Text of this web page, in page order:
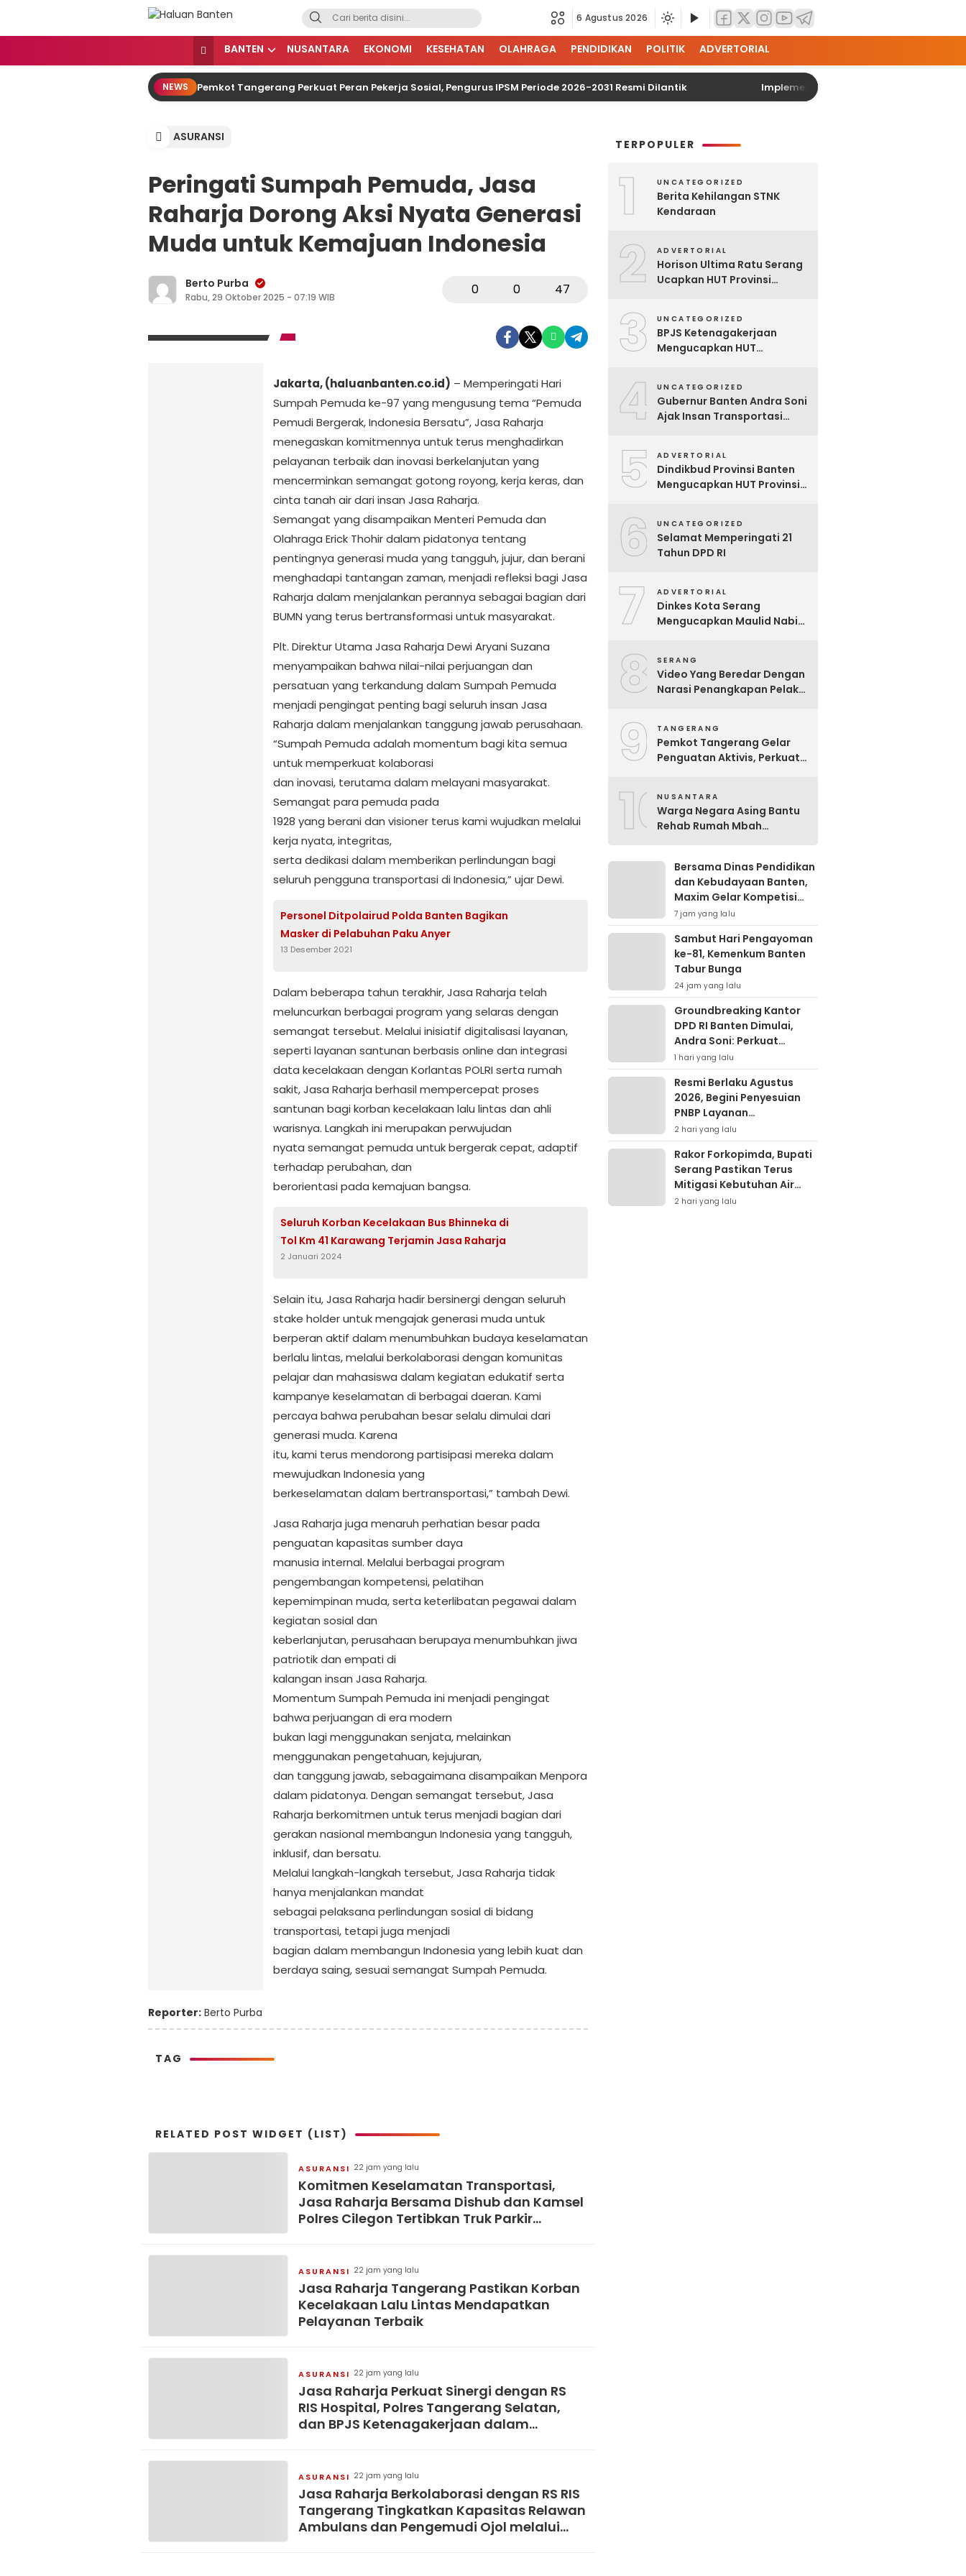
konten
Haluan Banten
Aspirasi Warga Banten
6 Agustus 2026
BANTEN NUSANTARA EKONOMI KESEHATAN OLAHRAGA PENDIDIKAN POLITIK ADVERTORIAL
NEWS Pemkot Tangerang Perkuat Peran Pekerja Sosial, Pengurus IPSM Periode 2026-2031 Resmi Dilantik Implementasi Pendidikan Karakter di
ASURANSI
Peringati Sumpah Pemuda, Jasa
Raharja Dorong Aksi Nyata Generasi
Muda untuk Kemajuan Indonesia
Berto Purba
Rabu, 29 Oktober 2025 - 07:19 WIB 0 0 47
Jakarta, (haluanbanten.co.id) – Memperingati Hari
Sumpah Pemuda ke-97 yang mengusung tema “Pemuda
Pemudi Bergerak, Indonesia Bersatu”, Jasa Raharja
menegaskan komitmennya untuk terus menghadirkan
pelayanan terbaik dan inovasi berkelanjutan yang
mencerminkan semangat gotong royong, kerja keras, dan
cinta tanah air dari insan Jasa Raharja.
Semangat yang disampaikan Menteri Pemuda dan
Olahraga Erick Thohir dalam pidatonya tentang
pentingnya generasi muda yang tangguh, jujur, dan berani
menghadapi tantangan zaman, menjadi refleksi bagi Jasa
Raharja dalam menjalankan perannya sebagai bagian dari
BUMN yang terus bertransformasi untuk masyarakat.
Plt. Direktur Utama Jasa Raharja Dewi Aryani Suzana
menyampaikan bahwa nilai-nilai perjuangan dan
persatuan yang terkandung dalam Sumpah Pemuda
menjadi pengingat penting bagi seluruh insan Jasa
Raharja dalam menjalankan tanggung jawab perusahaan.
“Sumpah Pemuda adalah momentum bagi kita semua
untuk memperkuat kolaborasi
dan inovasi, terutama dalam melayani masyarakat.
Semangat para pemuda pada
1928 yang berani dan visioner terus kami wujudkan melalui
kerja nyata, integritas,
serta dedikasi dalam memberikan perlindungan bagi
seluruh pengguna transportasi di Indonesia,” ujar Dewi.
Personel Ditpolairud Polda Banten Bagikan
Masker di Pelabuhan Paku Anyer
13 Desember 2021
Dalam beberapa tahun terakhir, Jasa Raharja telah
meluncurkan berbagai program yang selaras dengan
semangat tersebut. Melalui inisiatif digitalisasi layanan,
seperti layanan santunan berbasis online dan integrasi
data kecelakaan dengan Korlantas POLRI serta rumah
sakit, Jasa Raharja berhasil mempercepat proses
santunan bagi korban kecelakaan lalu lintas dan ahli
warisnya. Langkah ini merupakan perwujudan
nyata semangat pemuda untuk bergerak cepat, adaptif
terhadap perubahan, dan
berorientasi pada kemajuan bangsa.
Seluruh Korban Kecelakaan Bus Bhinneka di
Tol Km 41 Karawang Terjamin Jasa Raharja
2 Januari 2024
Selain itu, Jasa Raharja hadir bersinergi dengan seluruh
stake holder untuk mengajak generasi muda untuk
berperan aktif dalam menumbuhkan budaya keselamatan
berlalu lintas, melalui berkolaborasi dengan komunitas
pelajar dan mahasiswa dalam kegiatan edukatif serta
kampanye keselamatan di berbagai daeran. Kami
percaya bahwa perubahan besar selalu dimulai dari
generasi muda. Karena
itu, kami terus mendorong partisipasi mereka dalam
mewujudkan Indonesia yang
berkeselamatan dalam bertransportasi,” tambah Dewi.
Jasa Raharja juga menaruh perhatian besar pada
penguatan kapasitas sumber daya
manusia internal. Melalui berbagai program
pengembangan kompetensi, pelatihan
kepemimpinan muda, serta keterlibatan pegawai dalam
kegiatan sosial dan
keberlanjutan, perusahaan berupaya menumbuhkan jiwa
patriotik dan empati di
kalangan insan Jasa Raharja.
Momentum Sumpah Pemuda ini menjadi pengingat
bahwa perjuangan di era modern
bukan lagi menggunakan senjata, melainkan
menggunakan pengetahuan, kejujuran,
dan tanggung jawab, sebagaimana disampaikan Menpora
dalam pidatonya. Dengan semangat tersebut, Jasa
Raharja berkomitmen untuk terus menjadi bagian dari
gerakan nasional membangun Indonesia yang tangguh,
inklusif, dan bersatu.
Melalui langkah-langkah tersebut, Jasa Raharja tidak
hanya menjalankan mandat
sebagai pelaksana perlindungan sosial di bidang
transportasi, tetapi juga menjadi
bagian dalam membangun Indonesia yang lebih kuat dan
berdaya saing, sesuai semangat Sumpah Pemuda.
Reporter: Berto Purba
TAG
RELATED POST WIDGET (LIST)
ASURANSI 22 jam yang lalu
Komitmen Keselamatan Transportasi,
Jasa Raharja Bersama Dishub dan Kamsel
Polres Cilegon Tertibkan Truk Parkir
ASURANSI 22 jam yang lalu
Jasa Raharja Tangerang Pastikan Korban
Kecelakaan Lalu Lintas Mendapatkan
Pelayanan Terbaik
ASURANSI 22 jam yang lalu
Jasa Raharja Perkuat Sinergi dengan RS
RIS Hospital, Polres Tangerang Selatan,
dan BPJS Ketenagakerjaan dalam
ASURANSI 22 jam yang lalu
Jasa Raharja Berkolaborasi dengan RS RIS
Tangerang Tingkatkan Kapasitas Relawan
Ambulans dan Pengemudi Ojol melalui
TERPOPULER
1 UNCATEGORIZED
Berita Kehilangan STNK
Kendaraan
2 ADVERTORIAL
Horison Ultima Ratu Serang
Ucapkan HUT Provinsi
3 UNCATEGORIZED
BPJS Ketenagakerjaan
Mengucapkan HUT
4 UNCATEGORIZED
Gubernur Banten Andra Soni
Ajak Insan Transportasi
5 ADVERTORIAL
Dindikbud Provinsi Banten
Mengucapkan HUT Provinsi
6 UNCATEGORIZED
Selamat Memperingati 21
Tahun DPD RI
7 ADVERTORIAL
Dinkes Kota Serang
Mengucapkan Maulid Nabi
8 SERANG
Video Yang Beredar Dengan
Narasi Penangkapan Pelaku
Tempat Tinggal Santri
Adalah Hoak
9 TANGERANG
Pemkot Tangerang Gelar
Penguatan Aktivis, Perkuat
10NUSANTARA
Warga Negara Asing Bantu
Rehab Rumah Mbah
Bersama Dinas Pendidikan
dan Kebudayaan Banten,
Maxim Gelar Kompetisi
Cerdas Cermat Perdana di
Kota Serang
7 jam yang lalu
Sambut Hari Pengayoman
ke-81, Kemenkum Banten
Tabur Bunga
24 jam yang lalu
Groundbreaking Kantor
DPD RI Banten Dimulai,
Andra Soni: Perkuat
Aspirasi Daerah ke Pusat
1 hari yang lalu
Resmi Berlaku Agustus
2026, Begini Penyesuian
PNBP Layanan
Kementerian Hukum
2 hari yang lalu
Rakor Forkopimda, Bupati
Serang Pastikan Terus
Mitigasi Kebutuhan Air
Bersih Warga Dampak
2 hari yang lalu